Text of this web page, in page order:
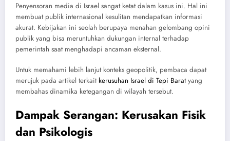
Penyensoran media di Israel sangat ketat dalam kasus ini. Hal ini
membuat publik internasional kesulitan mendapatkan informasi
akurat. Kebijakan ini seolah berupaya menahan gelombang opini
publik yang bisa meruntuhkan dukungan internal terhadap
pemerintah saat menghadapi ancaman eksternal.
Untuk memahami lebih lanjut konteks geopolitik, pembaca dapat
merujuk pada artikel terkait kerusuhan Israel di Tepi Baratyang
membahas dinamika ketegangan di wilayah tersebut.
Dampak Serangan: Kerusakan Fisik
dan Psikologis